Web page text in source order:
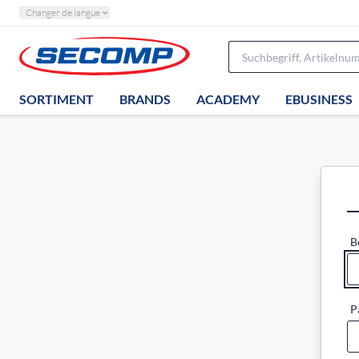
Changer de langue
SORTIMENT BRANDS ACADEMY EBUSINESS